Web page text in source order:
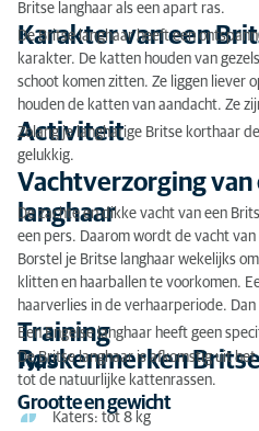
Vachtverzorging van een
Training
Raskenmerken Britse
Erfelijke ziekten
Voeding
Ongecontroleerde of
Kat adopteren
Britse langhaar als een apart ras.
Karakter van een
De Britse langhaar heeft een
karakter. De katten houden van
schoot komen zitten. Ze liggen liever
houden de katten van aandacht. Ze
Activiteit
Zolang je langharige Britse korthaar
gelukkig.
Vachtverzorging van
langhaar
De zachte en dikke vacht van een
een pers. Daarom wordt de vacht
Borstel je Britse langhaar wekelijks
klitten en haarballen te voorkomen.
haarverlies in de verhaarperiode.
Training
Een Engelse langhaar heeft geen
Raskenmerken
Type
De Britse langhaar is afkomstig uit
tot de natuurlijke kattenrassen.
Grootte en gewicht
Katers: tot 8 kg